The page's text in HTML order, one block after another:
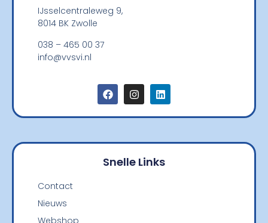
IJsselcentraleweg 9,
8014 BK Zwolle
038 – 465 00 37
info@vvsvi.nl
Snelle Links
Contact
Nieuws